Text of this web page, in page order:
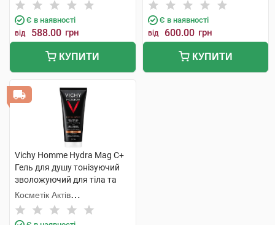
Є в наявності
від 588.00 грн
КУПИТИ
Є в наявності
від 600.00 грн
КУПИТИ
Vichy Homme Hydra Mag C+
Гель для душу тонізуючий
зволожуючий для тіла та
волосся 200 мл 1 туба
Косметік Актів
Інтернаціональ